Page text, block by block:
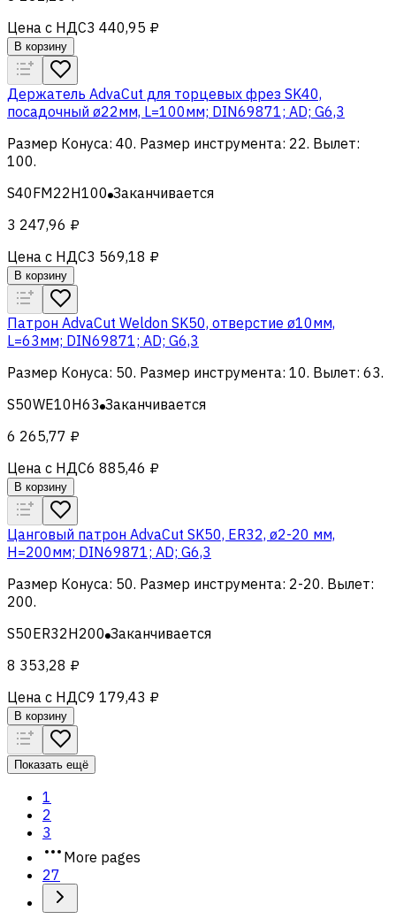
Цена с НДС3 440,95 ₽
В корзину
Держатель AdvaCut для торцевых фрез SK40,
посадочный ø22мм, L=100мм; DIN69871; AD; G6,3
Размер Конуса: 40. Размер инструмента: 22. Вылет:
100.
S40FM22H100 Заканчивается
3 247,96 ₽
Цена с НДС3 569,18 ₽
В корзину
Патрон AdvaCut Weldon SK50, отверстие ø10мм,
L=63мм; DIN69871; AD; G6,3
Размер Конуса: 50. Размер инструмента: 10. Вылет: 63.
S50WE10H63 Заканчивается
6 265,77 ₽
Цена с НДС6 885,46 ₽
В корзину
Цанговый патрон AdvaCut SK50, ER32, ø2-20 мм,
H=200мм; DIN69871; AD; G6,3
Размер Конуса: 50. Размер инструмента: 2-20. Вылет:
200.
S50ER32H200 Заканчивается
8 353,28 ₽
Цена с НДС9 179,43 ₽
В корзину
Показать ещё
1
2
3
More pages
27